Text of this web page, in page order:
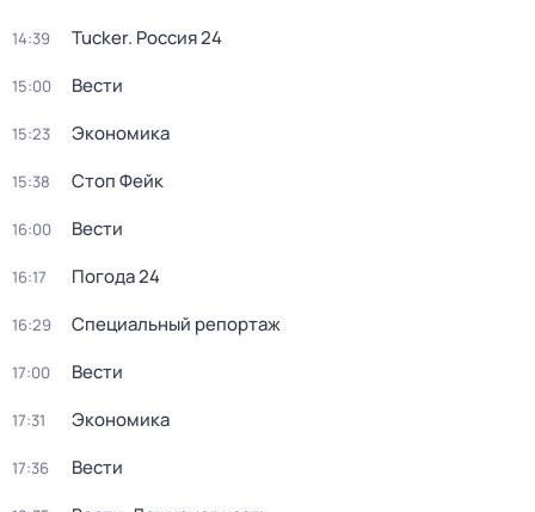
14:39 Tucker. Россия 24
15:00 Вести
15:23 Экономика
15:38 Стоп Фейк
16:00 Вести
16:17 Погода 24
16:29 Специальный репортаж
17:00 Вести
17:31 Экономика
17:36 Вести